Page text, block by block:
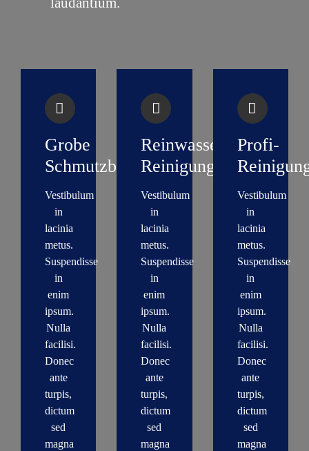
Grobe
Schmutzbeseitigung
Vestibulum
in
lacinia
metus.
Suspendisse
in
enim
ipsum.
Nulla
facilisi.
Donec
ante
turpis,
dictum
sed
magna
Reinwasser-
Reinigung
Vestibulum
in
lacinia
metus.
Suspendisse
in
enim
ipsum.
Nulla
facilisi.
Donec
ante
turpis,
dictum
sed
magna
Profi-
Vestibulum
in
lacinia
metus.
Suspendisse
in
enim
ipsum.
Nulla
facilisi.
Donec
ante
turpis,
dictum
sed
magna